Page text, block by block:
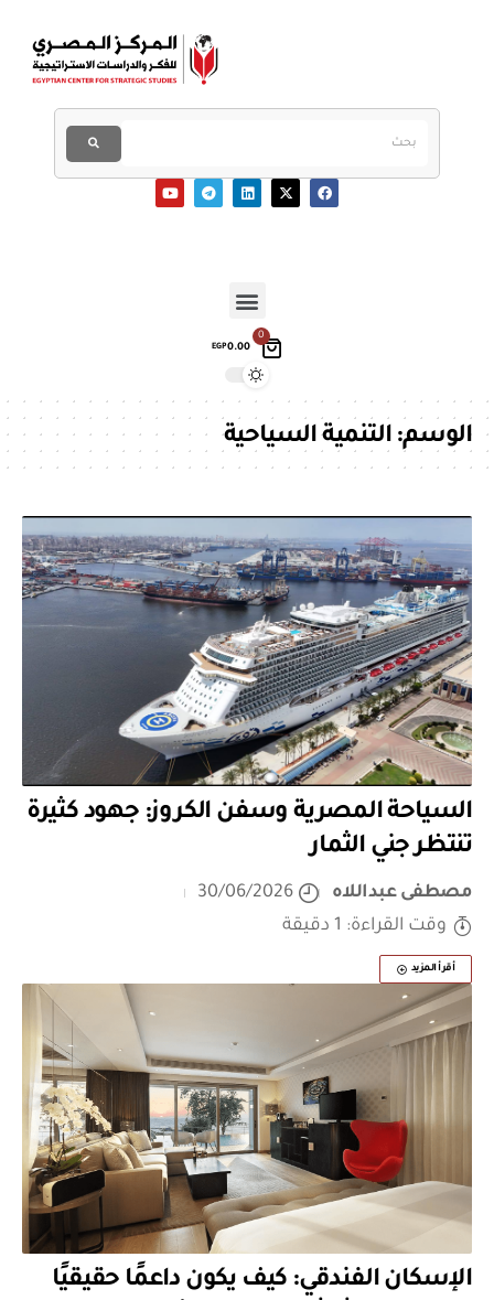
0
EGP0.00
الوسم:التنمية السياحية
السياحة المصرية وسفن الكروز: جهود كثيرة
تنتظر جني الثمار
مصطفى عبداللاه
30/06/2026
وقت القراءة: 1 دقيقة
أقرأ المزيد
الإسكان الفندقي: كيف يكون داعمًا حقيقيًا